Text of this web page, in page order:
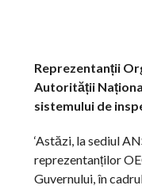
Reprezentanții
Autorității
sistemului de
‘Astăzi, la sediul
reprezentanților
Guvernului, în